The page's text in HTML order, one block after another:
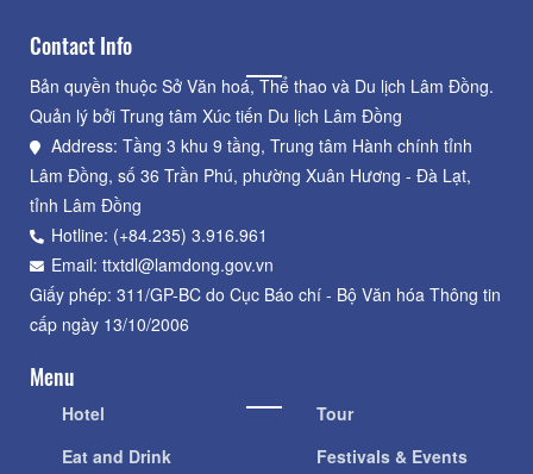
Contact Info
Bản quyền thuộc Sở Văn hoá, Thể thao và Du lịch Lâm Đồng.
Quản lý bởi Trung tâm Xúc tiến Du lịch Lâm Đồng
Address: Tầng 3 khu 9 tầng, Trung tâm Hành chính tỉnh
Lâm Đồng, số 36 Trần Phú, phường Xuân Hương - Đà Lạt,
tỉnh Lâm Đồng
Hotline: (+84.235) 3.916.961
Email: ttxtdl@lamdong.gov.vn
Giấy phép: 311/GP-BC do Cục Báo chí - Bộ Văn hóa Thông tin
cấp ngày 13/10/2006
Menu
Hotel
Eat and Drink
Tour
Festivals & Events